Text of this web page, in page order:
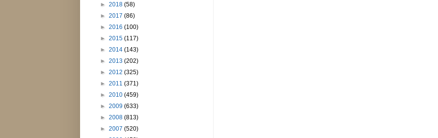
► 2018 (58)
► 2017 (86)
► 2016 (100)
► 2015 (117)
► 2014 (143)
► 2013 (202)
► 2012 (325)
► 2011 (371)
► 2010 (459)
► 2009 (633)
► 2008 (813)
► 2007 (520)